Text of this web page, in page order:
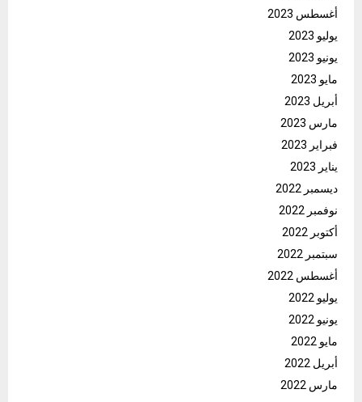
أغسطس 2023
يوليو 2023
يونيو 2023
مايو 2023
أبريل 2023
مارس 2023
فبراير 2023
يناير 2023
ديسمبر 2022
نوفمبر 2022
أكتوبر 2022
سبتمبر 2022
أغسطس 2022
يوليو 2022
يونيو 2022
مايو 2022
أبريل 2022
مارس 2022